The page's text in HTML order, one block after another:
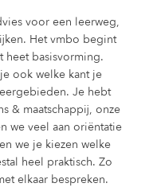
voor een leerweg,
Het vmbo begint
heet basisvorming.
ook welke kant je
Je hebt
& maatschappij, onze
we veel aan oriëntatie
we je kiezen welke
heel praktisch. Zo
elkaar bespreken.